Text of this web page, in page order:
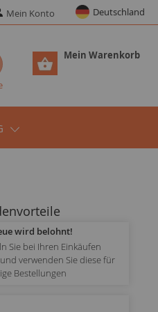
Mein Konto Deutschland
Mein Warenkorb
wird belohnt!
Sie bei Ihren Einkäufen
verwenden Sie diese für
Bestellungen